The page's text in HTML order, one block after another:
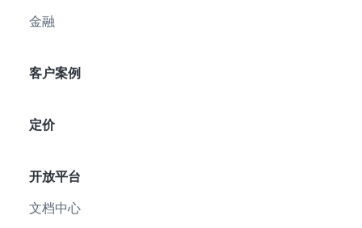
金融
客户案例
定价
开放平台
文档中心